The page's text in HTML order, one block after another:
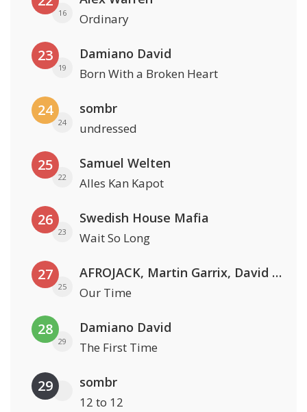
16 Ordinary
23
19
Damiano David
Born With a Broken Heart
24
24
sombr
undressed
25
22
Samuel Welten
Alles Kan Kapot
26
23
Swedish House Mafia
Wait So Long
27
25
AFROJACK, Martin Garrix, David Guetta & Amél
Our Time
28
29
Damiano David
The First Time
29 sombr
12 to 12